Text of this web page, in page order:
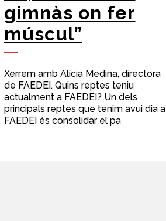
gimnàs on fer
múscul”
Xerrem amb Alícia Medina, directora
de FAEDEI. Quins reptes teniu
actualment a FAEDEI? Un dels
principals reptes que tenim avui dia a
FAEDEI és consolidar el pa